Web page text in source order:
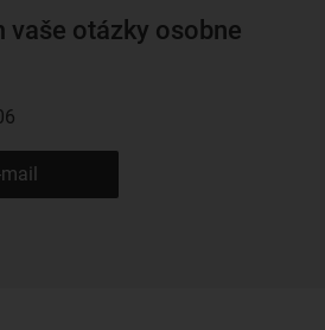
vaše otázky osobne